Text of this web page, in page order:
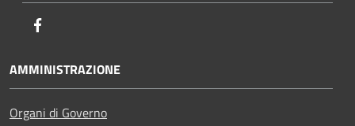
AMMINISTRAZIONE
Organi di Governo